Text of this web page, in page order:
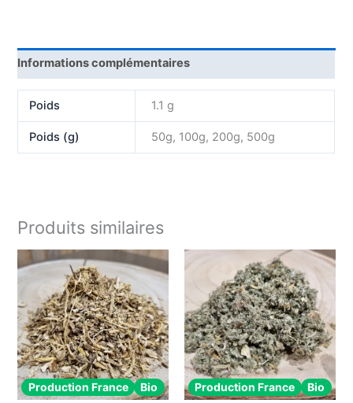
Informations complémentaires
Poids 1.1 g
Poids (g) 50g, 100g, 200g, 500g
Produits similaires
Production France Bio Production France Bio